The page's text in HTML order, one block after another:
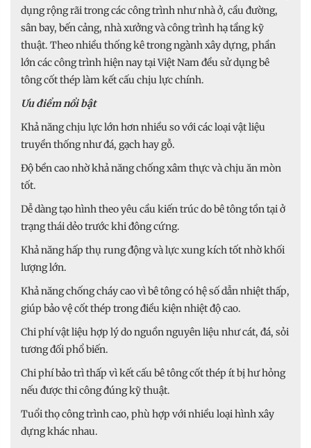
dụng rộng rãi trong các công trình như nhà ở, cầu đường,
sân bay, bến cảng, nhà xưởng và công trình hạ tầng kỹ
thuật. Theo nhiều thống kê trong ngành xây dựng, phần
lớn các công trình hiện nay tại Việt Nam đều sử dụng bê
tông cốt thép làm kết cấu chịu lực chính.
Ưu điểm nổi bật
Khả năng chịu lực lớn hơn nhiều so với các loại vật liệu
truyền thống như đá, gạch hay gỗ.
Độ bền cao nhờ khả năng chống xâm thực và chịu ăn mòn
tốt.
Dễ dàng tạo hình theo yêu cầu kiến trúc do bê tông tồn tại ở
trạng thái dẻo trước khi đông cứng.
Khả năng hấp thụ rung động và lực xung kích tốt nhờ khối
lượng lớn.
Khả năng chống cháy cao vì bê tông có hệ số dẫn nhiệt thấp,
giúp bảo vệ cốt thép trong điều kiện nhiệt độ cao.
Chi phí vật liệu hợp lý do nguồn nguyên liệu như cát, đá, sỏi
tương đối phổ biến.
Chi phí bảo trì thấp vì kết cấu bê tông cốt thép ít bị hư hỏng
nếu được thi công đúng kỹ thuật.
Tuổi thọ công trình cao, phù hợp với nhiều loại hình xây
dựng khác nhau.